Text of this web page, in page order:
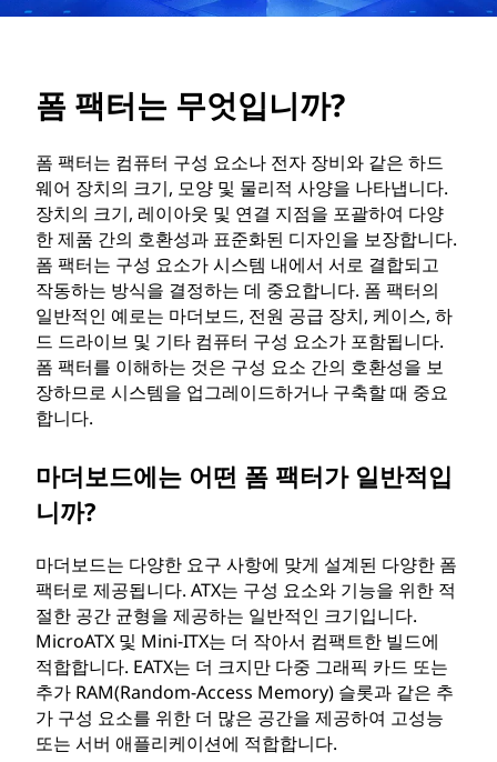
폼 팩터는 무엇입니까?
폼 팩터는 컴퓨터 구성 요소나 전자 장비와 같은 하드
웨어 장치의 크기, 모양 및 물리적 사양을 나타냅니다.
장치의 크기, 레이아웃 및 연결 지점을 포괄하여 다양
한 제품 간의 호환성과 표준화된 디자인을 보장합니다.
폼 팩터는 구성 요소가 시스템 내에서 서로 결합되고
작동하는 방식을 결정하는 데 중요합니다. 폼 팩터의
일반적인 예로는 마더보드, 전원 공급 장치, 케이스, 하
드 드라이브 및 기타 컴퓨터 구성 요소가 포함됩니다.
폼 팩터를 이해하는 것은 구성 요소 간의 호환성을 보
장하므로 시스템을 업그레이드하거나 구축할 때 중요
합니다.
마더보드에는 어떤 폼 팩터가 일반적입
니까?
마더보드는 다양한 요구 사항에 맞게 설계된 다양한 폼
팩터로 제공됩니다. ATX는 구성 요소와 기능을 위한 적
절한 공간 균형을 제공하는 일반적인 크기입니다.
MicroATX 및 Mini-ITX는 더 작아서 컴팩트한 빌드에
적합합니다. EATX는 더 크지만 다중 그래픽 카드 또는
추가 RAM(Random-Access Memory) 슬롯과 같은 추
가 구성 요소를 위한 더 많은 공간을 제공하여 고성능
또는 서버 애플리케이션에 적합합니다.